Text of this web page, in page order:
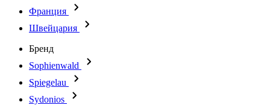
Франция
Швейцария
Бренд
Sophienwald
Spiegelau
Sydonios